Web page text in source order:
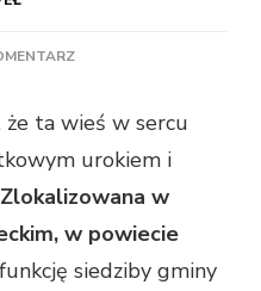
DO
HISTORIA
KOŁBIELI
W
JEDNYM
INFORMACYJNYM
że ta wieś w sercu
urokiem i
Zlokalizowana w
w powiecie
siedziby gminy